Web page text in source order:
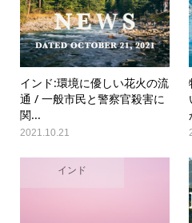
インド:環境に優しい花火の流
通 / 一般市民と警察官殺害に
関...
2021.10.21
インド